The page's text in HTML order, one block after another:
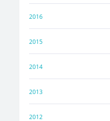
2016
2015
2014
2013
2012